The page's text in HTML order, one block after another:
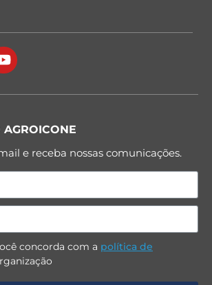
e receba nossas comunicações.
concorda com a política de